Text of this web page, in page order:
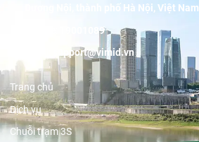
Dương Nội, thành phố Hà Nội, Việt Nam
19001089
support@vimid.vn
Trang chủ
Dịch vụ
Chuỗi trạm 3S